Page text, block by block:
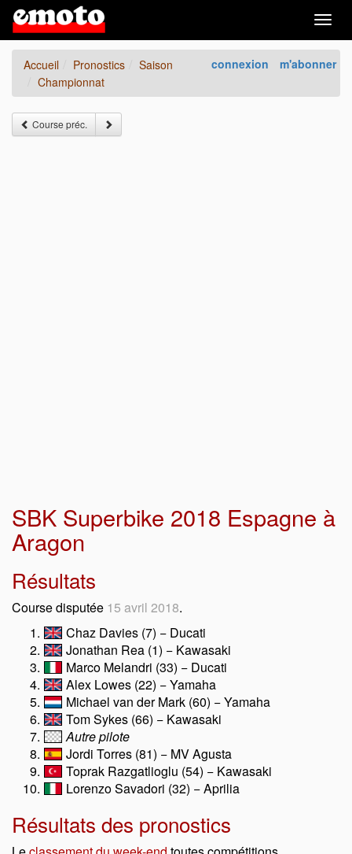
connexion m'abonner
Accueil Pronostics
Saison
Championnat
Course préc.
SBK Superbike 2018 Espagne à
Aragon
Résultats
Course disputée 15 avril 2018.
Chaz Davies (7) − Ducati
Jonathan Rea (1) − Kawasaki
Marco Melandri (33) − Ducati
Alex Lowes (22) − Yamaha
Michael van der Mark (60) − Yamaha
Tom Sykes (66) − Kawasaki
Autre pilote
Jordi Torres (81) − MV Agusta
Toprak Razgatlioglu (54) − Kawasaki
Lorenzo Savadori (32) − Aprilia
Résultats des pronostics